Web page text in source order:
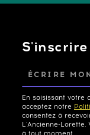
Courriel
En saisissant votre
acceptez notre
consentez à
L'Ancienne-Lorette.
à tout moment.